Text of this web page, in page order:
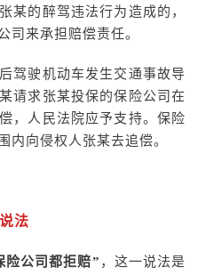
某的醉驾违法行为造成的，
司来承担赔偿责任。
驾驶机动车发生交通事故导
请求张某投保的保险公司在
，人民法院应予支持。保险
内向侵权人张某去追偿。
法
险公司都拒赔” ，这一说法是